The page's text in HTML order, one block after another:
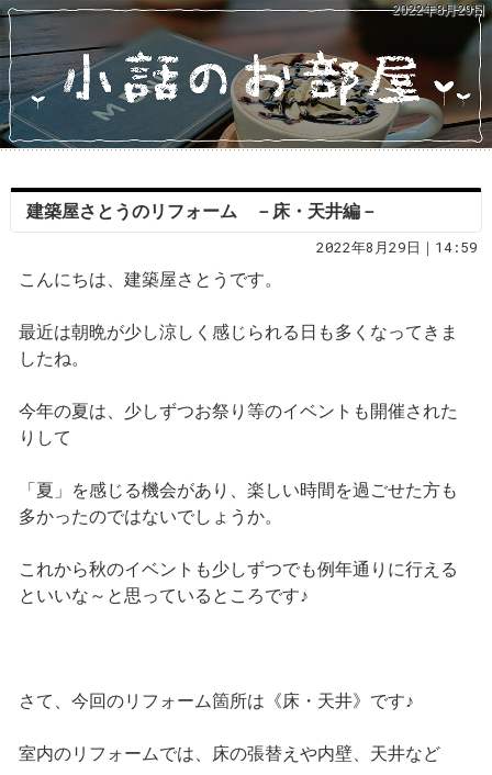
2022年8月29日
建築屋さとうのリフォーム －床・天井編－
2022年8月29日｜14:59
こんにちは、建築屋さとうです。
最近は朝晩が少し涼しく感じられる日も多くなってきま
したね。
今年の夏は、少しずつお祭り等のイベントも開催された
りして
「夏」を感じる機会があり、楽しい時間を過ごせた方も
多かったのではないでしょうか。
これから秋のイベントも少しずつでも例年通りに行える
といいな～と思っているところです♪
さて、今回のリフォーム箇所は《床・天井》です♪
室内のリフォームでは、床の張替えや内壁、天井など